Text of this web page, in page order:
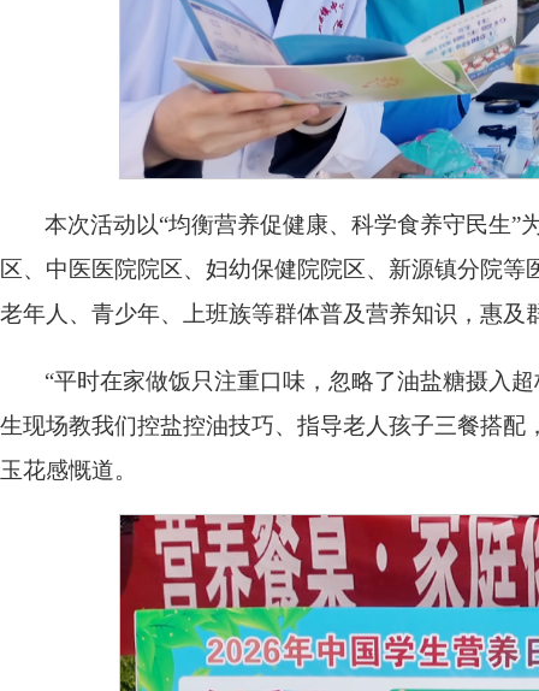
本次活动以“均衡营养促健康、科学食养守民生
区、中医医院院区、妇幼保健院院区、新源镇分院
老年人、青少年、上班族等群体普及营养知识，惠及
“平时在家做饭只注重口味，忽略了油盐糖摄入
生现场教我们控盐控油技巧、指导老人孩子三餐搭
玉花感慨道。